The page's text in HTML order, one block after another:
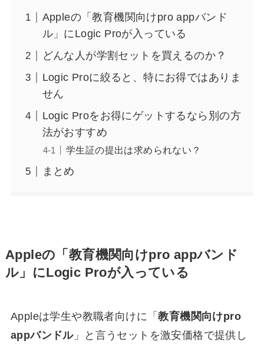
Appleの「教育機関向けpro appバンド
ル」にLogic Proが入っている
どんな人が学割セットを買えるのか？
Logic Proに絞ると、特にお得ではありま
せん
Logic Proをお得にゲットするなら別の方
法がおすすめ
学生証の提出は求められない？
まとめ
Appleの「教育機関向けpro appバンド
ル」にLogic Proが入っている
Appleは学生や教職者向けに「教育機関向けpro
appバンドル」と言うセットを激安価格で提供し